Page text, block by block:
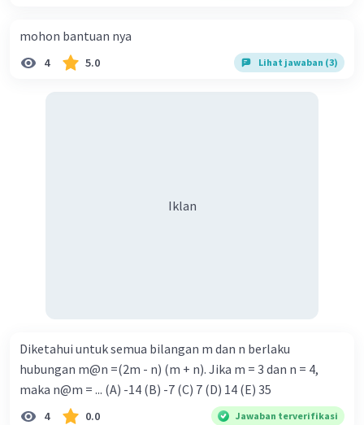
mohon bantuan nya
4 5.0 Lihat jawaban (3)
Iklan
Diketahui untuk semua bilangan m dan n berlaku
hubungan m@n =(2m - n) (m + n). Jika m = 3 dan n = 4,
maka n@m = ... (A) -14 (B) -7 (C) 7 (D) 14 (E) 35
4 0.0 Jawaban terverifikasi